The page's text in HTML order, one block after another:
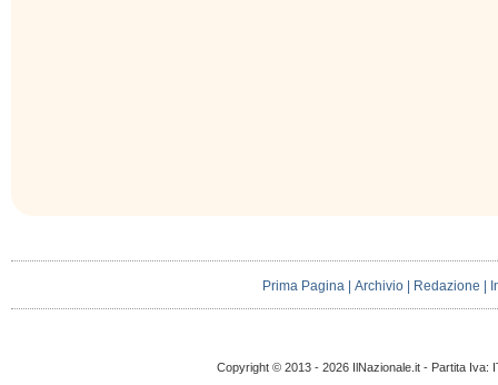
Prima Pagina |Archivio Redazione
Copyright © 2013 - 2026 IlNazionale.it - Partita Iva: